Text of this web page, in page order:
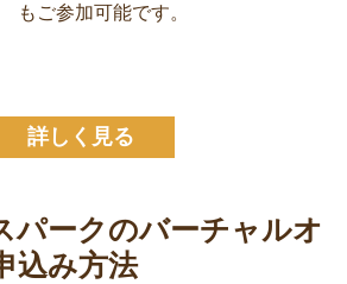
ただけます。超高速で安全なWi-
さらにはネットワーキングイベント
もご参加可能です。
詳しく見る